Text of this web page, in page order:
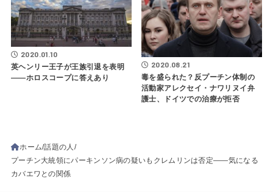
2020.01.10
英ヘンリー王子が王族引退を表明
――ホロスコープに答えあり
2020.08.21
毒を盛られた？反プーチン体制の
活動家アレクセイ・ナワリヌイ弁
護士、ドイツでの治療が拒否
ホーム 話題の人
プーチン大統領にパーキンソン病の疑いもクレムリンは否定――気になる
カバエワとの関係